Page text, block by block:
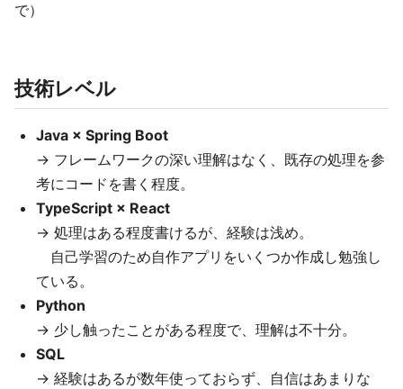
で）
技術レベル
Java × Spring Boot
→ フレームワークの深い理解はなく、既存の処理を参
考にコードを書く程度。
TypeScript × React
→ 処理はある程度書けるが、経験は浅め。
自己学習のため自作アプリをいくつか作成し勉強し
ている。
Python
→ 少し触ったことがある程度で、理解は不十分。
SQL
→ 経験はあるが数年使っておらず、自信はあまりな